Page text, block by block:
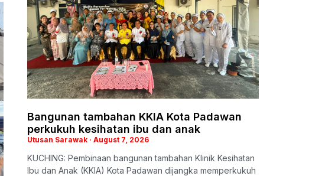
Bangunan tambahan KKIA Kota Padawan
perkukuh kesihatan ibu dan anak
Utusan Sarawak August 7, 2026
KUCHING: Pembinaan bangunan tambahan Klinik Kesihatan
Ibu dan Anak (KKIA) Kota Padawan dijangka memperkukuh